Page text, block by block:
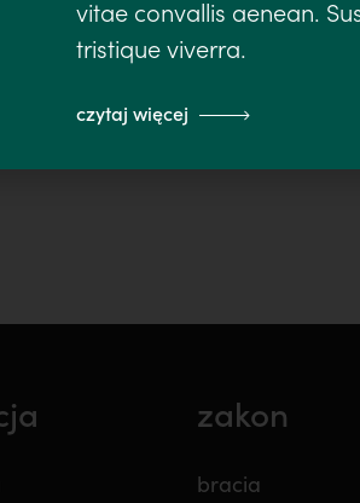
ofiarujmy chwałę w wierze
zakon
bracia
vitae convallis aenean.
tristique viverra.
czytaj więcej